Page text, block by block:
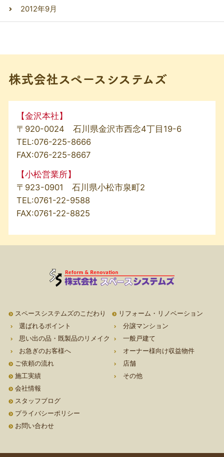
2012年9月
株式会社スペースシステムズ
【金沢本社】
〒920-0024 石川県金沢市西念4丁目19-6
TEL:076-225-8666
FAX:076-225-8667
【小松営業所】
〒923-0901 石川県小松市泉町2
TEL:0761-22-9588
FAX:0761-22-8825
スペースシステムズのこだわり
選ばれるポイント
思い出の品・既製品のリメイク
お急ぎのお客様へ
ご依頼の流れ
施工実績
会社情報
スタッフブログ
プライバシーポリシー
お問い合わせ
リフォーム・リノベーション
分譲マンション
一般戸建て
オーナー様向け収益物件
店舗
その他